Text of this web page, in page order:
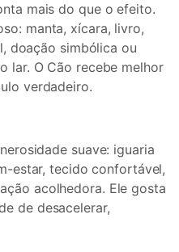
mais do que o efeito.
manta, xícara, livro,
doação simbólica ou
lar. O Cão recebe melhor
verdadeiro.
suave: iguaria
estar, tecido confortável,
acolhedora. Ele gosta
de desacelerar,